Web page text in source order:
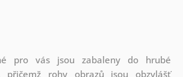
pro vás jsou zabaleny do hrubé
přičemž rohy obrazů jsou obzvlášť